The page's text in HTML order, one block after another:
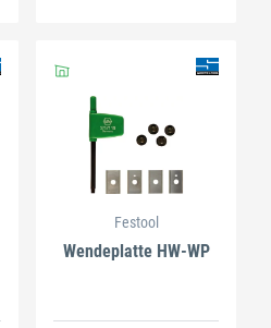
Festool
Wendeplatte HW-WP